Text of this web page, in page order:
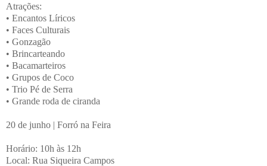
Atrações:
• Encantos Líricos
• Faces Culturais
• Gonzagão
• Brincarteando
• Bacamarteiros
• Grupos de Coco
• Trio Pé de Serra
• Grande roda de ciranda
20 de junho | Forró na Feira
Horário: 10h às 12h
Local: Rua Siqueira Campos